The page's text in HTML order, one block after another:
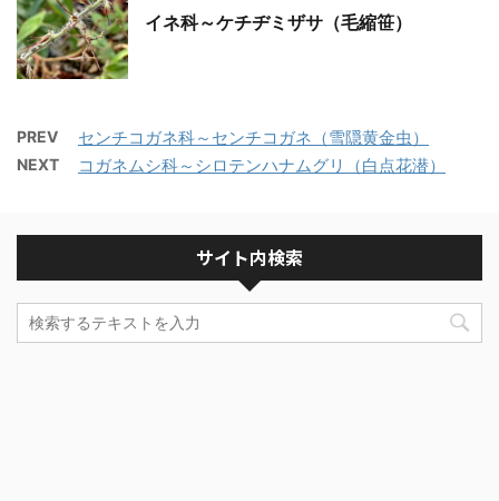
イネ科～ケチヂミザサ（毛縮笹）
PREV センチコガネ科～センチコガネ（雪隠黄金虫）
NEXT コガネムシ科～シロテンハナムグリ（白点花潜）
サイト内検索